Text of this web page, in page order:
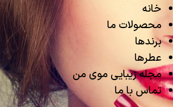
خانه
محصولات ما
برندها
عطرها
مجله زیبایی موی من
تماس با ما